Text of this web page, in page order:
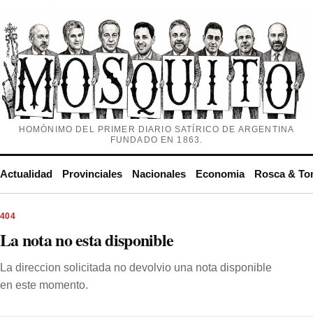
HOMÓNIMO DEL PRIMER DIARIO SATÍRICO DE ARGENTINA
FUNDADO EN 1863.
Actualidad Provinciales Nacionales Economia Rosca &
404
La nota no esta disponible
La direccion solicitada no devolvio una nota disponible
en este momento.